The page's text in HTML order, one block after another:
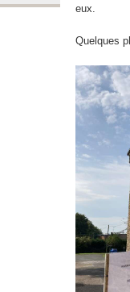
eux.
Quelques